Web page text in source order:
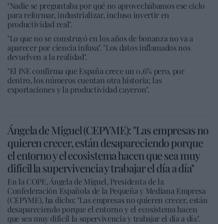
"Nadie se preguntaba por qué no aprovechábamos ese ciclo
para reformar, industrializar, incluso invertir en
productividad real".
"Lo que no se construyó en los años de bonanza no va a
aparecer por ciencia infusa". "Los datos inflamados nos
devuelven a la realidad".
"El INE confirma que España crece un 0,6% pero, por
dentro, los números cuentan otra historia; las
exportaciones y la productividad cayeron".
Ángela de Miguel (CEPYME): "Las empresas no
quieren crecer, están desapareciendo porque
el entorno y el ecosistema hacen que sea muy
difícil la supervivencia y trabajar el día a día"
En la COPE, Ángela de Miguel, Presidenta de la
Confederación Española de la Pequeña y Mediana Empresa
(CEPYME), ha dicho: "Las empresas no quieren crecer, están
desapareciendo porque el entorno y el ecosistema hacen
que sea muy difícil la supervivencia y trabajar el día a día".